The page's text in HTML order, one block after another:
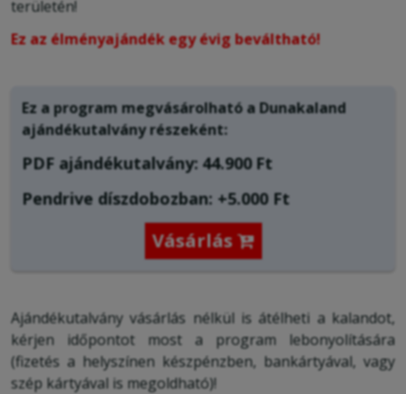
területén!
Ez az élményajándék egy évig beváltható!
Ez a program megvásárolható aDunakaland
ajándékutalványrészeként:
PDF ajándékutalvány: 44.900 Ft
Pendrive díszdobozban: +5.000 Ft
Vásárlás 
Ajándékutalvány vásárlás nélkül is átélheti a kalandot,
kérjen időpontot most a program lebonyolítására
(fizetés a helyszínen készpénzben, bankártyával, vagy
szép kártyával is megoldható)!